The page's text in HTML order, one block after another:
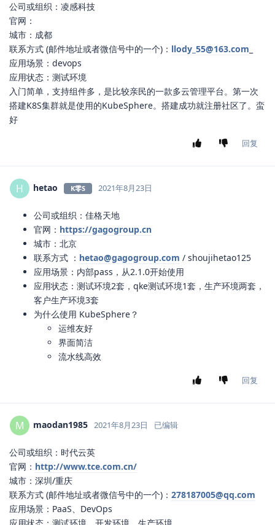
公司或组织：凌感科技
官网：
城市：成都
联系方式 (邮件地址或者微信号中的一个)： llody_55@163.com
应用场景：devops
应用状态：测试环境
入门简单，支持组件多，是比较亲民的一款多云管理平台。第一次
搭建K8S集群就是使用的KubeSphere。搭建成功就注册社区了。蛮
好
回复
H hetao K零S 2021年8月23日
公司或组织：佳格天地
官网： https://gagogroup.cn
城市：北京
联系方式 ： hetao@gagogroup.com / shoujihetao125
应用场景：内部pass，从2.1.0开始使用
应用状态：测试环境2套，qke测试环境1套，生产环境两套，
客户生产环境3套
为什么使用 KubeSphere？
运维友好
界面简洁
流水线高效
回复
M maodan1985 2021年8月23日 已编辑
公司或组织：时代云英
官网： http://www.tce.com.cn/
城市：深圳/重庆
联系方式 (邮件地址或者微信号中的一个)： 278187005@qq.com
应用场景：PaaS、DevOps